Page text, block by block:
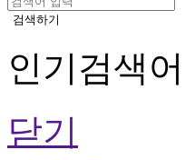
검색하기
인기검색어
닫기